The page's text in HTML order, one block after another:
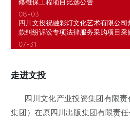
08-03
四川文投祝融彩灯文化艺术有限公司
款纠纷诉讼专项法律服务采购项目采
07-31
城市有机更新和文旅消费新场景打
07-27
走进文投
四川文化产业投资集团有限责
集团）在原四川出版集团有限责